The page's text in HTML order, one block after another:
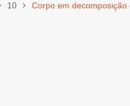
10 Corpo em